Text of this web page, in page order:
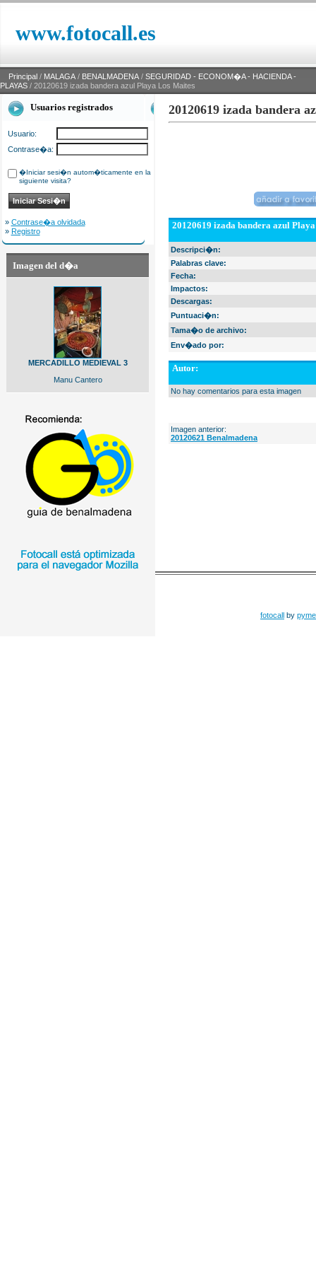
www.fotocall.es
Principal / MALAGA / BENALMADENA / SEGURIDAD - ECONOM�A - HACIENDA -
PLAYAS / 20120619 izada bandera azul Playa Los Maites
Usuarios registrados
Usuario:
Contrase�a:
�Iniciar sesi�n autom�ticamente en la
siguiente visita?
» Contrase�a olvidada
» Registro
Imagen del d�a
MERCADILLO MEDIEVAL 3
Manu Cantero
20120619 izada bandera
20120619 izada bandera azul
Descripci�n:
Palabras clave:
Fecha:
Impactos:
Descargas:
Puntuaci�n:
Tama�o de archivo:
Env�ado por:
Autor:
No hay comentarios para esta imagen
Imagen anterior:
20120621 Benalmadena
fotocall by